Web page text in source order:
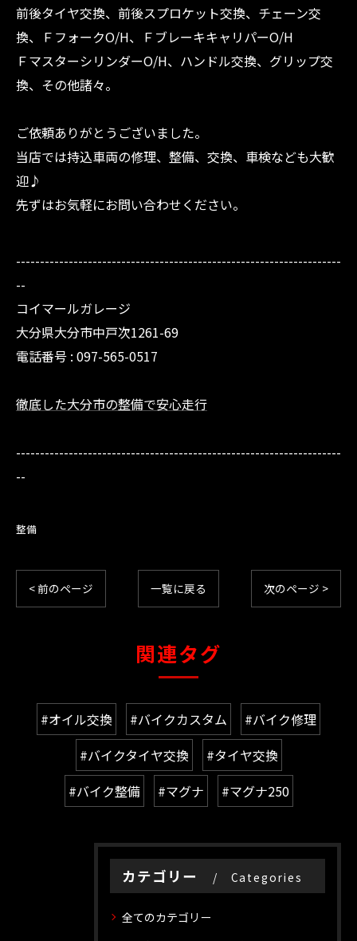
前後タイヤ交換、前後スプロケット交換、チェーン交
換、ＦフォークO/H、ＦブレーキキャリパーO/H
ＦマスターシリンダーO/H、ハンドル交換、グリップ交
換、その他諸々。
ご依頼ありがとうございました。
当店では持込車両の修理、整備、交換、車検なども大歓
迎♪
先ずはお気軽にお問い合わせください。
--------------------------------------------------------------------
--
コイマールガレージ
大分県大分市中戸次1261-69
電話番号 : 097-565-0517
徹底した大分市の整備で安心走行
--------------------------------------------------------------------
--
整備
< 前のページ 一覧に戻る 次のページ >
関連タグ
#オイル交換 #バイクカスタム
#バイク修理
#バイクタイヤ交換
#タイヤ交換
#バイク整備
#マグナ #マグナ250
カテゴリー Categories
全てのカテゴリー